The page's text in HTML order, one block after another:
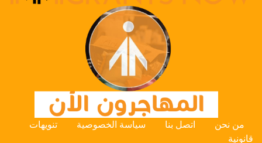
من نحن اتصل بنا سياسة الخصوصية
تنويهات
قانونية